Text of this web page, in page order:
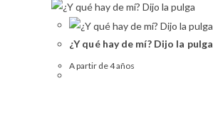
¿Y qué hay de mí? Dijo la pulga
A partir de 4 años